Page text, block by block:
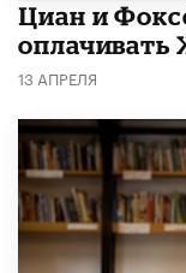
Циан и
13 АПРЕЛЯ